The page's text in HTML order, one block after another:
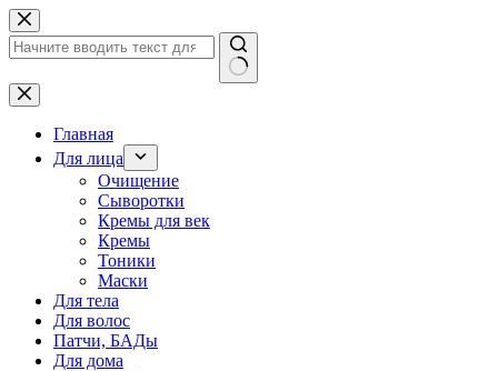
Перейти
к
сути
Ничего
не
найденоГлавная
Для лица
Очищение
Сыворотки
Кремы для век
Кремы
Тоники
Маски
Для тела
Для волос
Патчи, БАДы
Для дома